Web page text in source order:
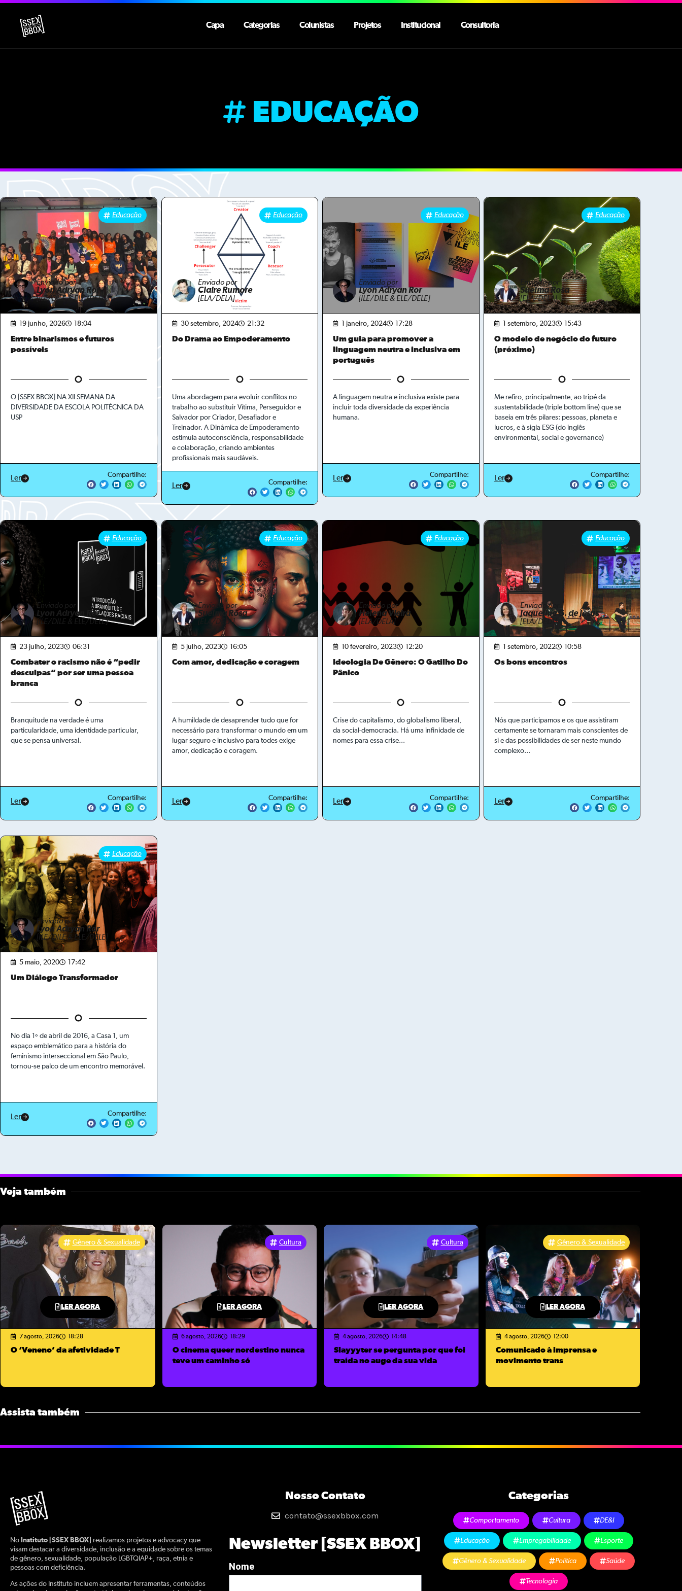
Capa Categorias Colunistas Projetos Institucional Consultoria
EDUCAÇÃO
Educação
Enviado por
Lyon Adryan Ror
[ILE/DILE & ELE/DELE]
19 junho, 2026 18:04
Entre binarismos e futuros
possíveis
O [SSEX BBOX] NA XII SEMANA DA
DIVERSIDADE DA ESCOLA POLITÉCNICA DA
USP
Ler Compartilhe:
Educação
Enviado por
Claire Rumore
[ELA/DELA]
30 setembro, 2024 21:32
Do Drama ao Empoderamento
Uma abordagem para evoluir conflitos no
trabalho ao substituir Vítima, Perseguidor e
Salvador por Criador, Desafiador e
Treinador. A Dinâmica de Empoderamento
estimula autoconsciência, responsabilidade
e colaboração, criando ambientes
profissionais mais saudáveis.
Ler Compartilhe:
Educação
Enviado por
Lyon Adryan Ror
[ILE/DILE & ELE/DELE]
1 janeiro, 2024 17:28
Um guia para promover a
linguagem neutra e inclusiva em
português
A linguagem neutra e inclusiva existe para
incluir toda diversidade da experiência
humana.
Ler Compartilhe:
Educação
Enviado por
Suelma Rosa
[ELA/DELA]
1 setembro, 2023 15:43
O modelo de negócio do futuro
(próximo)
Me refiro, principalmente, ao tripé da
sustentabilidade (triple bottom line) que se
baseia em três pilares: pessoas, planeta e
lucros, e à sigla ESG (do inglês
environmental, social e governance)
Ler Compartilhe:
Educação
Enviado por
Lyon Adryan Ror
[ILE/DILE & ELE/DELE]
23 julho, 2023 06:31
Combater o racismo não é “pedir
desculpas” por ser uma pessoa
branca
Branquitude na verdade é uma
particularidade, uma identidade particular,
que se pensa universal.
Ler Compartilhe:
Educação
Enviado por
Suelma Rosa
[ELA/DELA]
5 julho, 2023 16:05
Com amor, dedicação e coragem
A humildade de desaprender tudo que for
necessário para transformar o mundo em um
lugar seguro e inclusivo para todes exige
amor, dedicação e coragem.
Ler Compartilhe:
Educação
Enviado por
Helena Vieira
[ELA/DELA]
10 fevereiro, 2023 12:20
Ideologia De Gênero: O Gatilho Do
Pânico
Crise do capitalismo, do globalismo liberal,
da social-democracia. Há uma infinidade de
nomes para essa crise...
Ler Compartilhe:
Educação
Enviado por
Jaqueline G. de Jesus
[ELA/DELA]
1 setembro, 2022 10:58
Os bons encontros
Nós que participamos e os que assistiram
certamente se tornaram mais conscientes de
si e das possibilidades de ser neste mundo
complexo...
Ler Compartilhe:
Educação
Enviado por
Lyon Adryan Ror
[ILE/DILE & ELE/DELE]
5 maio, 2020 17:42
Um Diálogo Transformador
No dia 1º de abril de 2016, a Casa 1, um
espaço emblemático para a história do
feminismo interseccional em São Paulo,
tornou-se palco de um encontro memorável.
Ler Compartilhe:
Veja também
LER AGORA
Gênero & Sexualidade
7 agosto, 2026 18:28
O ‘Veneno’ da afetividade T
LER AGORA
Cultura
6 agosto, 2026 18:29
O cinema queer nordestino nunca
teve um caminho só
LER AGORA
Cultura
4 agosto, 2026 14:48
Slayyyter se pergunta por que foi
traída no auge da sua vida
LER AGORA
Gênero & Sexualidade
4 agosto, 2026 12:00
Comunicado à imprensa e
movimento trans
Assista também
No Instituto [SSEX BBOX]
realizamos projetos e advocacy que
visam destacar a diversidade, inclusão e a equidade sobre os temas
de gênero, sexualidade, população LGBTQIAP+, raça, etnia e
pessoas com deficiência.
As ações do Instituto incluem apresentar ferramentas, conteúdos
Nosso Contato
contato@ssexbbox.com
Newsletter [SSEX BBOX]
Nome
Categorias
Comportamento Cultura DE&I
Educação Empregabilidade Esporte
Gênero & Sexualidade Política Saúde
Tecnologia